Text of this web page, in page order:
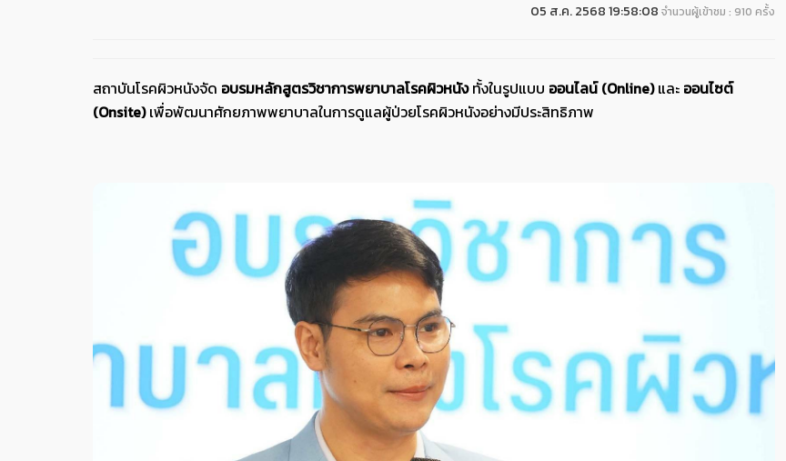
05 ส.ค. 2568 19:58:08 จำนวนผู้เข้าชม : 910 ครั้ง
สถาบันโรคผิวหนังจัด อบรมหลักสูตรวิชาการพยาบาลโรคผิวหนังทั้งในรูปแบบ ออนไลน์ (Online)และ ออนไซต์
(Onsite)เพื่อพัฒนาศักยภาพพยาบาลในการดูแลผู้ป่วยโรคผิวหนังอย่างมีประสิทธิภาพ